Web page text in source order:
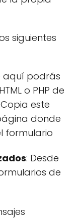
siguientes
aquí podrás
o PHP de
este
donde
formulario
: Desde
de